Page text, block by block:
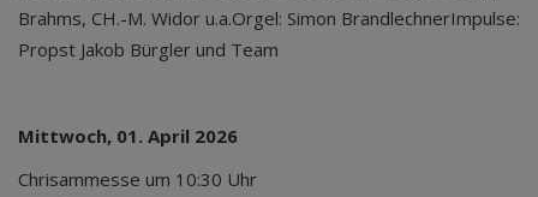
Brahms, CH.-M. Widor u.a.Orgel: Simon BrandlechnerImpulse:
Propst Jakob Bürgler und Team
Mittwoch, 01. April 2026
Chrisammesse um 10:30 Uhr